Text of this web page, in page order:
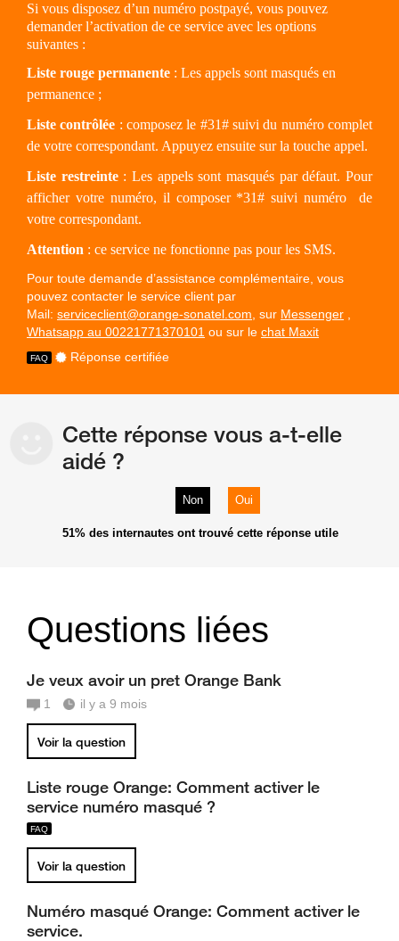
Si vous disposez d’un numéro postpayé, vous pouvez
demander l’activation de ce service avec les options
suivantes :
Liste rouge permanente : Les appels sont masqués en
permanence ;
Liste contrôlée : composez le #31# suivi du numéro complet
de votre correspondant. Appuyez ensuite sur la touche appel.
Liste restreinte: Les appels sont masqués par défaut. Pour
afficher votre numéro, il composer *31# suivi numéro
de
votre correspondant.
Attention : ce service ne fonctionne pas pour les SMS.
Pour toute demande d’assistance complémentaire, vous
pouvez contacter le service client par
Mail: serviceclient@orange-sonatel.com , sur Messenger
Whatsapp au 00221771370101 ou sur le chat Maxit
Réponse certifiée
Cette réponse vous a-t-elle
aidé ?
Non Oui
51% des internautes ont trouvé cette réponse utile
Questions liées
Je veux avoir un pret Orange Bank
1 il y a 9 mois
Voir la question
Liste rouge Orange: Comment activer le
service numéro masqué ?
Voir la question
Numéro masqué Orange: Comment activer le
service.